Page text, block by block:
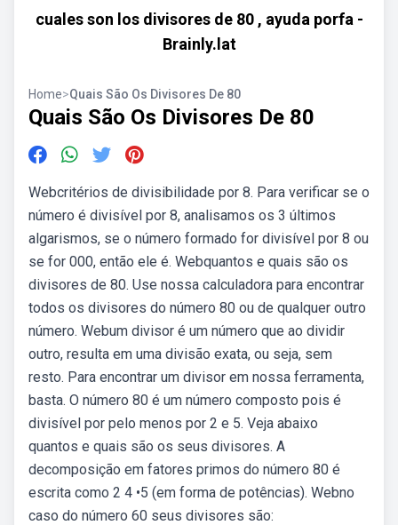
cuales son los divisores de 80 , ayuda porfa -
Brainly.lat
Home>Quais São Os Divisores De 80
Quais São Os Divisores De 80
Webcritérios de divisibilidade por 8. Para verificar se o
número é divisível por 8, analisamos os 3 últimos
algarismos, se o número formado for divisível por 8 ou
se for 000, então ele é. Webquantos e quais são os
divisores de 80. Use nossa calculadora para encontrar
todos os divisores do número 80 ou de qualquer outro
número. Webum divisor é um número que ao dividir
outro, resulta em uma divisão exata, ou seja, sem
resto. Para encontrar um divisor em nossa ferramenta,
basta. O número 80 é um número composto pois é
divisível por pelo menos por 2 e 5. Veja abaixo
quantos e quais são os seus divisores. A
decomposição em fatores primos do número 80 é
escrita como 2 4 •5 (em forma de potências). Webno
caso do número 60 seus divisores são: